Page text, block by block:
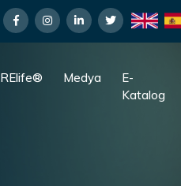
RElife® Medya
E-
Katalog